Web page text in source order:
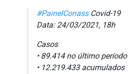
#PainelConassCovid-19
Data: 24/03/2021, 18h
Casos
• 89.414 no último período
• 12.219.433 acumulados